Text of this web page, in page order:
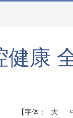
健康
【字体： 大